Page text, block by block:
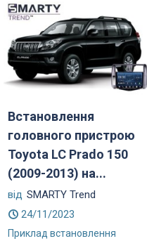
Встановлення
головного пристрою
Toyota LC Prado 150
(2009-2013) на...
від SMARTY Trend
24/11/2023
Приклад встановлення